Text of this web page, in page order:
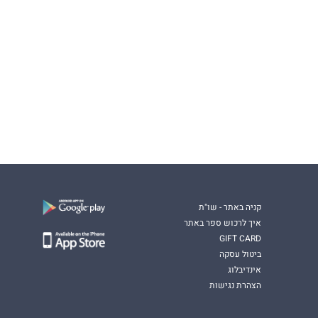
קניה באתר - שו"ת
איך לרכוש ספר באתר
GIFT CARD
ביטול עסקה
אינדיבלוג
הצהרת נגישות